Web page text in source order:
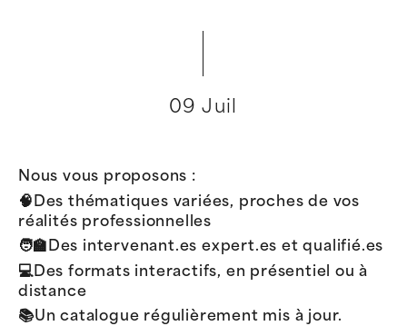
09 Juil
Nous vous proposons :
🧠Des thématiques variées, proches de vos
réalités professionnelles
🧑‍🏫Des intervenant.es expert.es et qualifié.es
💻Des formats interactifs, en présentiel ou à
distance
📚Un catalogue régulièrement mis à jour.